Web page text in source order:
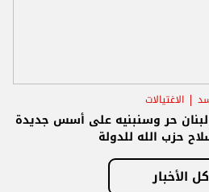
الاغتيالات
حر وسنبنيه على أسس جديدة
حزب الله للدولة
كل الأخبار